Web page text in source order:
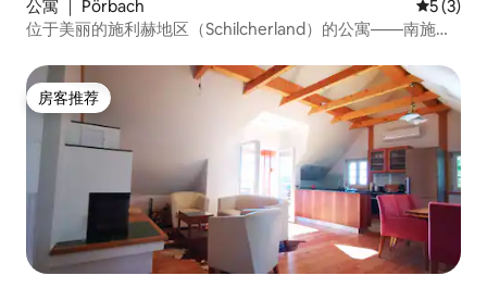
公寓 ｜ Pörbach 平均评分
5 (3)
位于美丽的施利赫地区（Schilcherland）的公寓——南施蒂
房客推荐
房客推荐